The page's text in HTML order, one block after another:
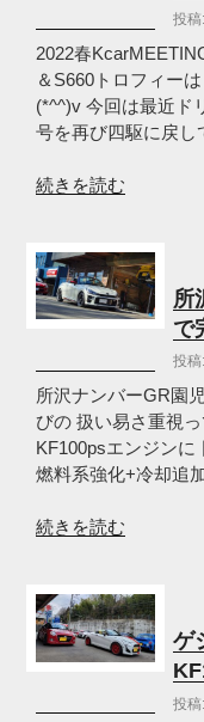
レ
様
で
し
た
ノ”
投
2022春
＆S660トロフィー
(*^^)v 今回は最近ド
号を再び四駆に戻
“2022
オ
ツ
カ
様
で
し
た
(‘ω’)
の
続きを読む
所
で
投
所沢ナンバーGR園
びの 扱い易さ重視
KF100psエンジンに
燃料系強化+冷却追
“所
は
HT06
改
生
続きを読む
ゲ
投